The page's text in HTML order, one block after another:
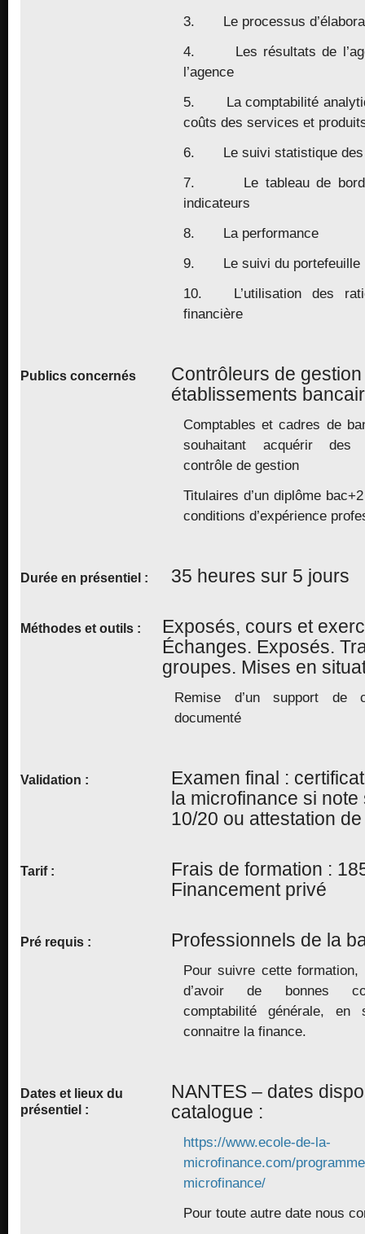
3. Le processus
4. Les résultats de
l’agence
5. La comptabilité
coûts des services et
6. Le suivi statistique des
7. Le tableau de bord
indicateurs
8. La performance
9. Le suivi du portefeuille
10. L’utilisation des
financière
Publics concernés
Contrôleurs de
établissements
Comptables et cadres de
souhaitant acquérir des
contrôle de gestion
Titulaires d’un diplôme
conditions d’expérience
Durée en présentiel : 35 heures sur 5 jours
Méthodes et outils :
Exposés, cours et
Échanges. Exposés.
groupes. Mises en
Remise d’un support de
documenté
Validation :
Examen final :
la microfinance si
10/20 ou attestation
Tarif:
Frais de formation :
Financement privé
Pré requis : Professionnels de la
Pour suivre cette formation,
d’avoir de bonnes
comptabilité générale, en
connaitre la finance.
Dates et lieux du
présentiel :
NANTES – dates
catalogue :
https://www.ecole-de-la-
microfinance.com/
microfinance/
Pour toute autre date nous